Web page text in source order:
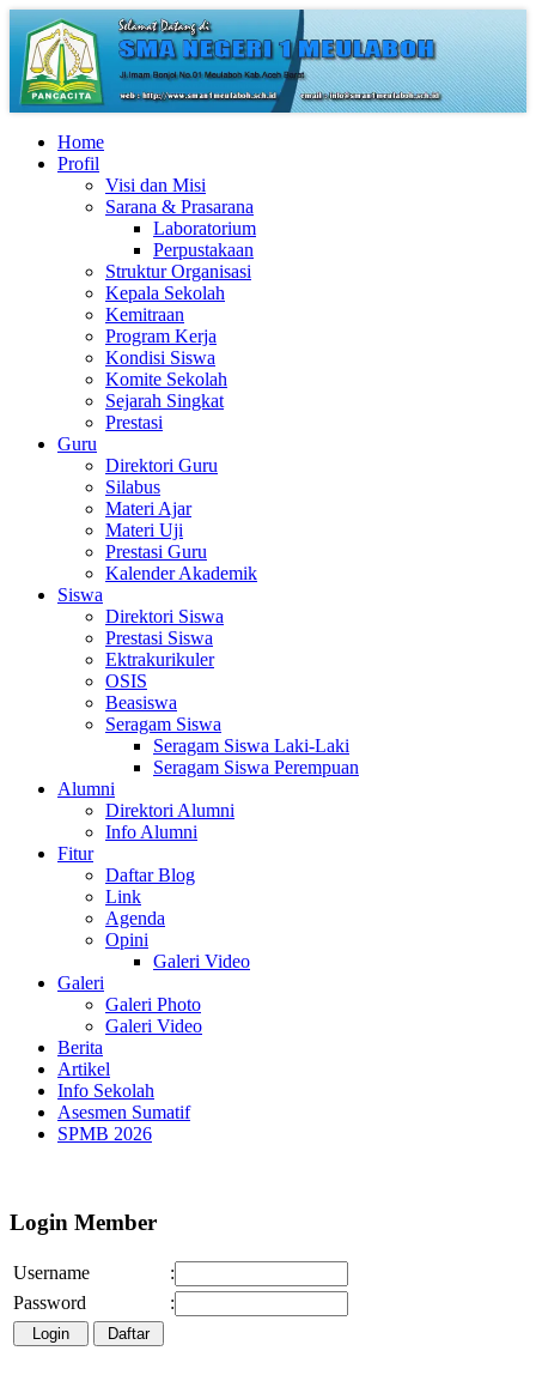
Home
Profil
Visi dan Misi
Sarana & Prasarana
Laboratorium
Perpustakaan
Struktur Organisasi
Kepala Sekolah
Kemitraan
Program Kerja
Kondisi Siswa
Komite Sekolah
Sejarah Singkat
Prestasi
Guru
Direktori Guru
Silabus
Materi Ajar
Materi Uji
Prestasi Guru
Kalender Akademik
Siswa
Direktori Siswa
Prestasi Siswa
Ektrakurikuler
OSIS
Beasiswa
Seragam Siswa
Seragam Siswa Laki-Laki
Seragam Siswa Perempuan
Alumni
Direktori Alumni
Info Alumni
Fitur
Daftar Blog
Link
Agenda
Opini
Galeri Video
Galeri
Galeri Photo
Galeri Video
Berita
Artikel
Info Sekolah
Asesmen Sumatif
SPMB 2026
Login Member
Username
:
Password
: